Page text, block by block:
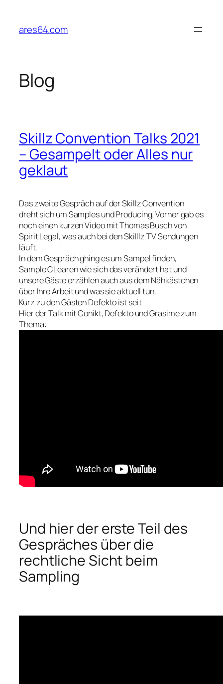
springen
ares64.com
Blog
Skillz Convention Talks 2021
– Gesampelt oder Alles nur
geklaut
Das zweite Gespräch auf der Skillz Convention
dreht sich um Samples und Producing. Vorher gab es
noch einen kurzen Video mit Thomas Busch von
Spirit Legal, was auch bei den Skilllz TV Sendungen
läuft.
In dem Gespräch ghing es um Sampel finden,
Sample CLearen wie sich das verändert hat und
unsere Gäste erzählen auch aus dem Nähkästchen
über Ihre Arbeit und was sie aktuell tun.
Kurz zu den Gästen Defekto ist seit
Hier der Talk mit Conikt, Defekto und Grasime zum
Thema:
Und hier der erste Teil des
Gespräches über die
rechtliche Sicht beim
Sampling